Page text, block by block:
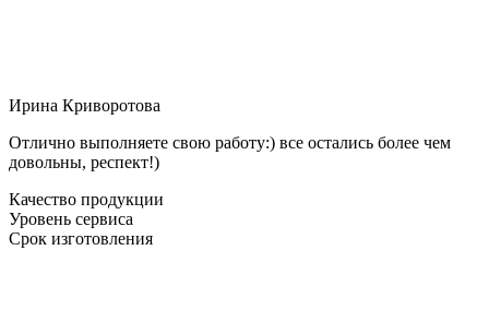
Ирина Криворотова
Отлично выполняете свою работу:) все остались более чем
довольны, респект!)
Качество продукции
Уровень сервиса
Срок изготовления